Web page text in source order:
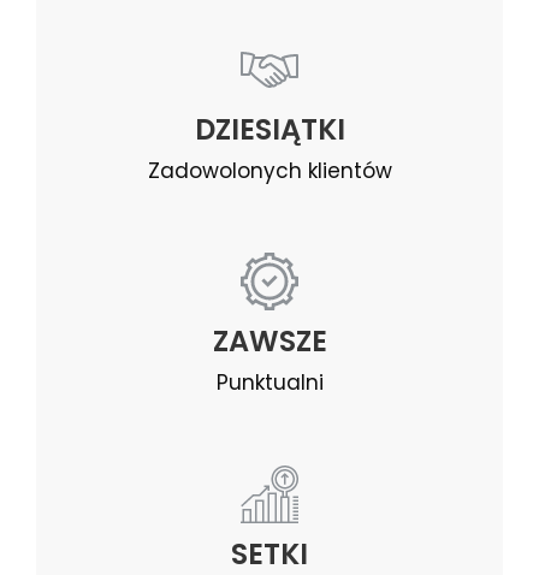
DZIESIĄTKI
Zadowolonych klientów
ZAWSZE
Punktualni
SETKI